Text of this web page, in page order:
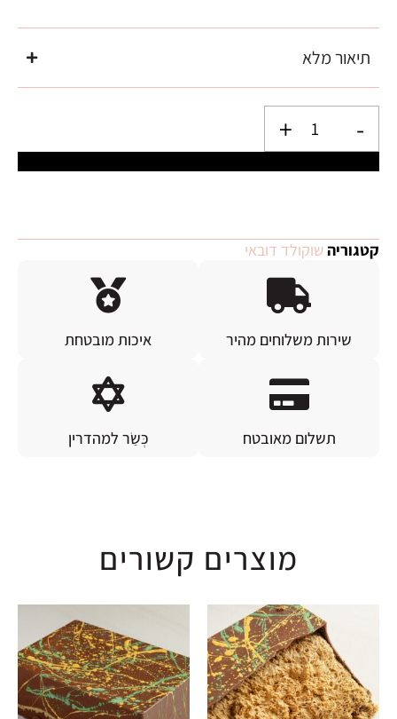
תיאור מלא
-
+
קטגוריהשוקולד דובאי
שירות משלוחים מהיר איכות מובטחת
תשלום מאובטח כְּשַׂר למהדרין
מוצרים קשורים